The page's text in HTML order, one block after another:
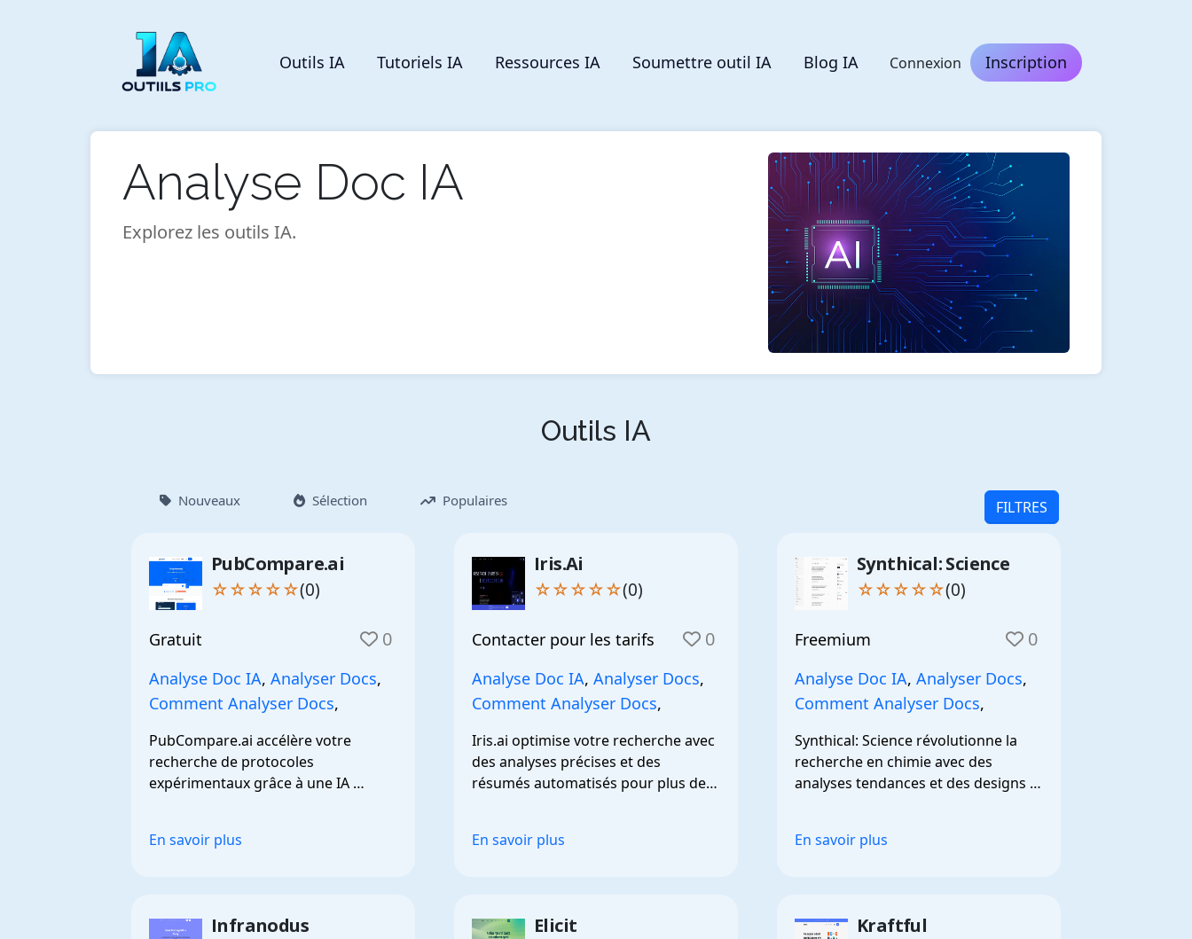
Outils IA Tutoriels IA Ressources IA Soumettre outil IA Blog IA Connexion Inscription
Analyse Doc IA
Explorez les outils IA.
Outils IA
Nouveaux Sélection Populaires FILTRES
PubCompare.ai
☆☆☆☆☆(0)
Gratuit 0
Analyse Doc IA, Analyser Docs,
Comment Analyser Docs,
PubCompare.ai accélère votre
recherche de protocoles
expérimentaux grâce à une IA
En savoir plus
Iris.Ai
☆☆☆☆☆(0)
Contacter pour les tarifs 0
Analyse Doc IA, Analyser Docs,
Comment Analyser Docs,
Iris.ai optimise votre recherche avec
des analyses précises et des
résumés automatisés pour plus de
En savoir plus
Synthical: Science
☆☆☆☆☆(0)
Freemium 0
Analyse Doc IA, Analyser Docs,
Comment Analyser Docs,
Synthical: Science révolutionne la
recherche en chimie avec des
analyses tendances et des designs
En savoir plus
Infranodus Elicit Kraftful